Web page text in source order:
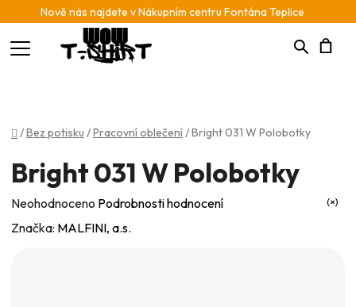
Nově nás najdete v Nákupním centru Fontána Teplice
Hledat
Domů
/Bez potisku /Pracovní oblečení/Bright 031 W Polobotky
Bright 031 W Polobotky
Průměrné
hodnocení
Neohodnoceno Podrobnosti hodnocení
Značka: MALFINI, a.s.